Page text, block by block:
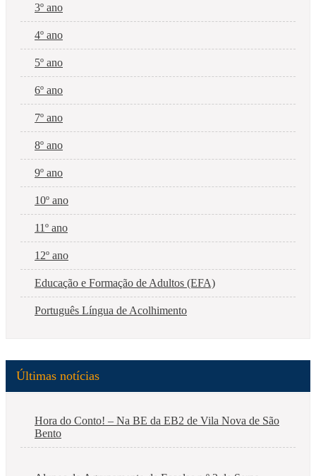
3º ano
4º ano
5º ano
6º ano
7º ano
8º ano
9º ano
10º ano
11º ano
12º ano
Educação e Formação de Adultos (EFA)
Português Língua de Acolhimento
Últimas notícias
Hora do Conto! – Na BE da EB2 de Vila Nova de São
Bento